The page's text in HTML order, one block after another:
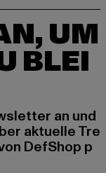
UM
BLEI
an und
aktuelle Tre
DefShop p